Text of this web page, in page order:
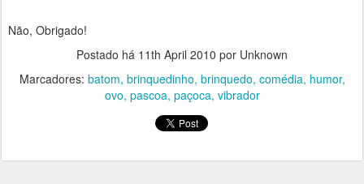
Não, Obrigado!
Postado há 11th April 2010 por Unknown
Marcadores: batom brinquedinho brinquedo comédia humor
ovo pascoa paçoca vibrador